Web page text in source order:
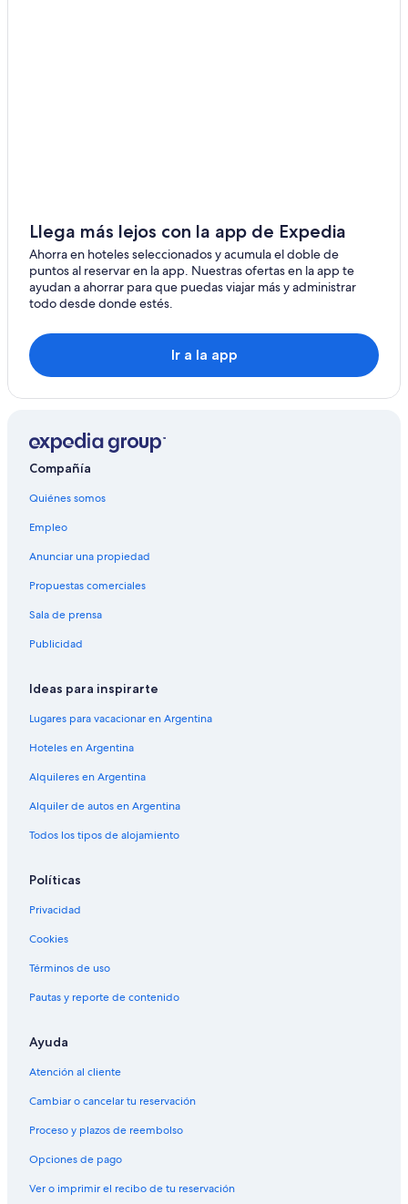
Hoteles todo incluido en Phoenix
Accor Hotels en Oracle
Llega más lejos con la app de Expedia
Ahorra en hoteles seleccionados y acumula el doble de
puntos al reservar en la app. Nuestras ofertas en la app te
ayudan a ahorrar para que puedas viajar más y administrar
todo desde donde estés.
Ir a la app
Compañía
Quiénes somos
Empleo
Anunciar una propiedad
Propuestas comerciales
Sala de prensa
Publicidad
Ideas para inspirarte
Lugares para vacacionar en Argentina
Hoteles en Argentina
Alquileres en Argentina
Alquiler de autos en Argentina
Todos los tipos de alojamiento
Políticas
Privacidad
Cookies
Términos de uso
Pautas y reporte de contenido
Ayuda
Atención al cliente
Cambiar o cancelar tu reservación
Proceso y plazos de reembolso
Opciones de pago
Ver o imprimir el recibo de tu reservación